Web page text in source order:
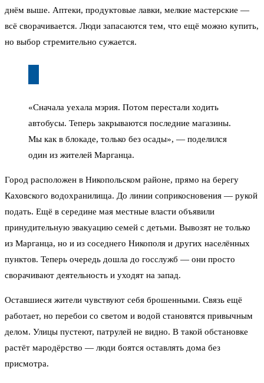
днём выше. Аптеки, продуктовые лавки, мелкие мастерские —
всё сворачивается. Люди запасаются тем, что ещё можно купить,
но выбор стремительно сужается.
«Сначала уехала мэрия. Потом перестали ходить
автобусы. Теперь закрываются последние магазины.
Мы как в блокаде, только без осады», — поделился
один из жителей Марганца.
Город расположен в Никопольском районе, прямо на берегу
Каховского водохранилища. До линии соприкосновения — рукой
подать. Ещё в середине мая местные власти объявили
принудительную эвакуацию семей с детьми. Вывозят не только
из Марганца, но и из соседнего Никополя и других населённых
пунктов. Теперь очередь дошла до госслужб — они просто
сворачивают деятельность и уходят на запад.
Оставшиеся жители чувствуют себя брошенными. Связь ещё
работает, но перебои со светом и водой становятся привычным
делом. Улицы пустеют, патрулей не видно. В такой обстановке
растёт мародёрство — люди боятся оставлять дома без
присмотра.